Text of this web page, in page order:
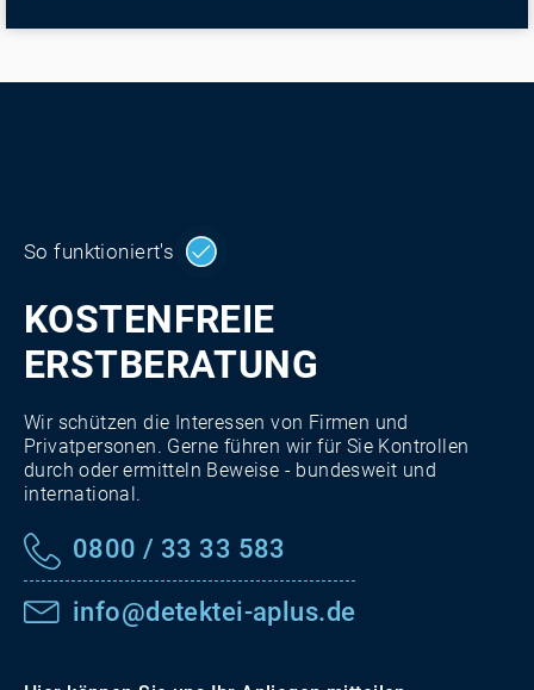
So funktioniert's
KOSTENFREIE
ERSTBERATUNG
Wir schützen die Interessen von Firmen und
Privatpersonen. Gerne führen wir für Sie Kontrollen
durch oder ermitteln Beweise - bundesweit und
international.
0800 / 33 33 583
info@detektei-aplus.de